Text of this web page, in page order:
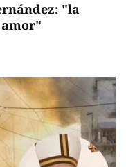
"la
amor"